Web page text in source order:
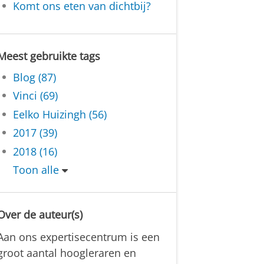
Komt ons eten van dichtbij?
gebruikte tags
Blog (87)
Vinci (69)
Eelko Huizingh (56)
2017 (39)
2018 (16)
Toon alle
de auteur(s)
ons expertisecentrum is een
aantal hoogleraren en